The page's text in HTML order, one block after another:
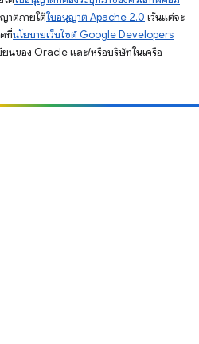
าตภายใต้ใบอนุญาต Apache 2.0 เว้นแต่จะ
ที่นโยบายเว็บไซต์ Google Developers
ยนของ Oracle และ/หรือบริษัทในเครือ